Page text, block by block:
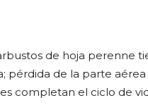
de hoja perenne
pérdida de la parte
completan el ciclo de